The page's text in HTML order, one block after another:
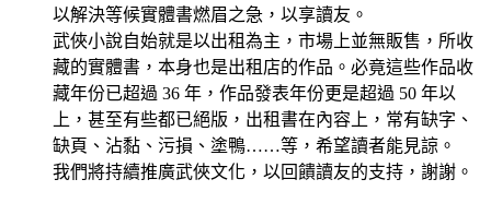
以解決等候實體書燃眉之急，以享讀友。
武俠小說自始就是以出租為主，市場上並無販售，所收
藏的實體書，本身也是出租店的作品。必竟這些作品收
藏年份已超過 36 年，作品發表年份更是超過 50 年以
上，甚至有些都已絕版，出租書在內容上，常有缺字、
缺頁、沾黏、污損、塗鴨……等，希望讀者能見諒。
我們將持續推廣武俠文化，以回饋讀友的支持，謝謝。